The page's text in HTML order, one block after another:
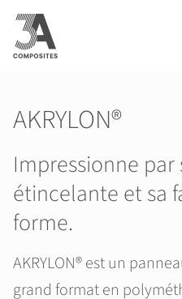
le
terme
de
AKRYLON®
Impressionne par
étincelante et sa
forme.
AKRYLON® est un
grand format en